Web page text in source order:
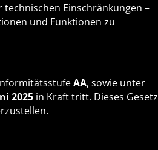
Einschränkungen –
und Funktionen zu
AA, sowie unter
2025 in Kraft tritt. Dieses Gesetz